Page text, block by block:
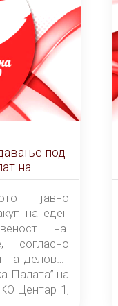
под
на
јавно
на еден
на
деловен
Палата” на
Центар 1,